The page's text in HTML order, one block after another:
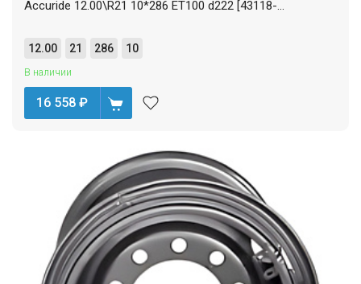
Accuride 12.00\R21 10*286 ET100 d222 [43118-...
12.00 21 286 10
В наличии
16 558 ₽